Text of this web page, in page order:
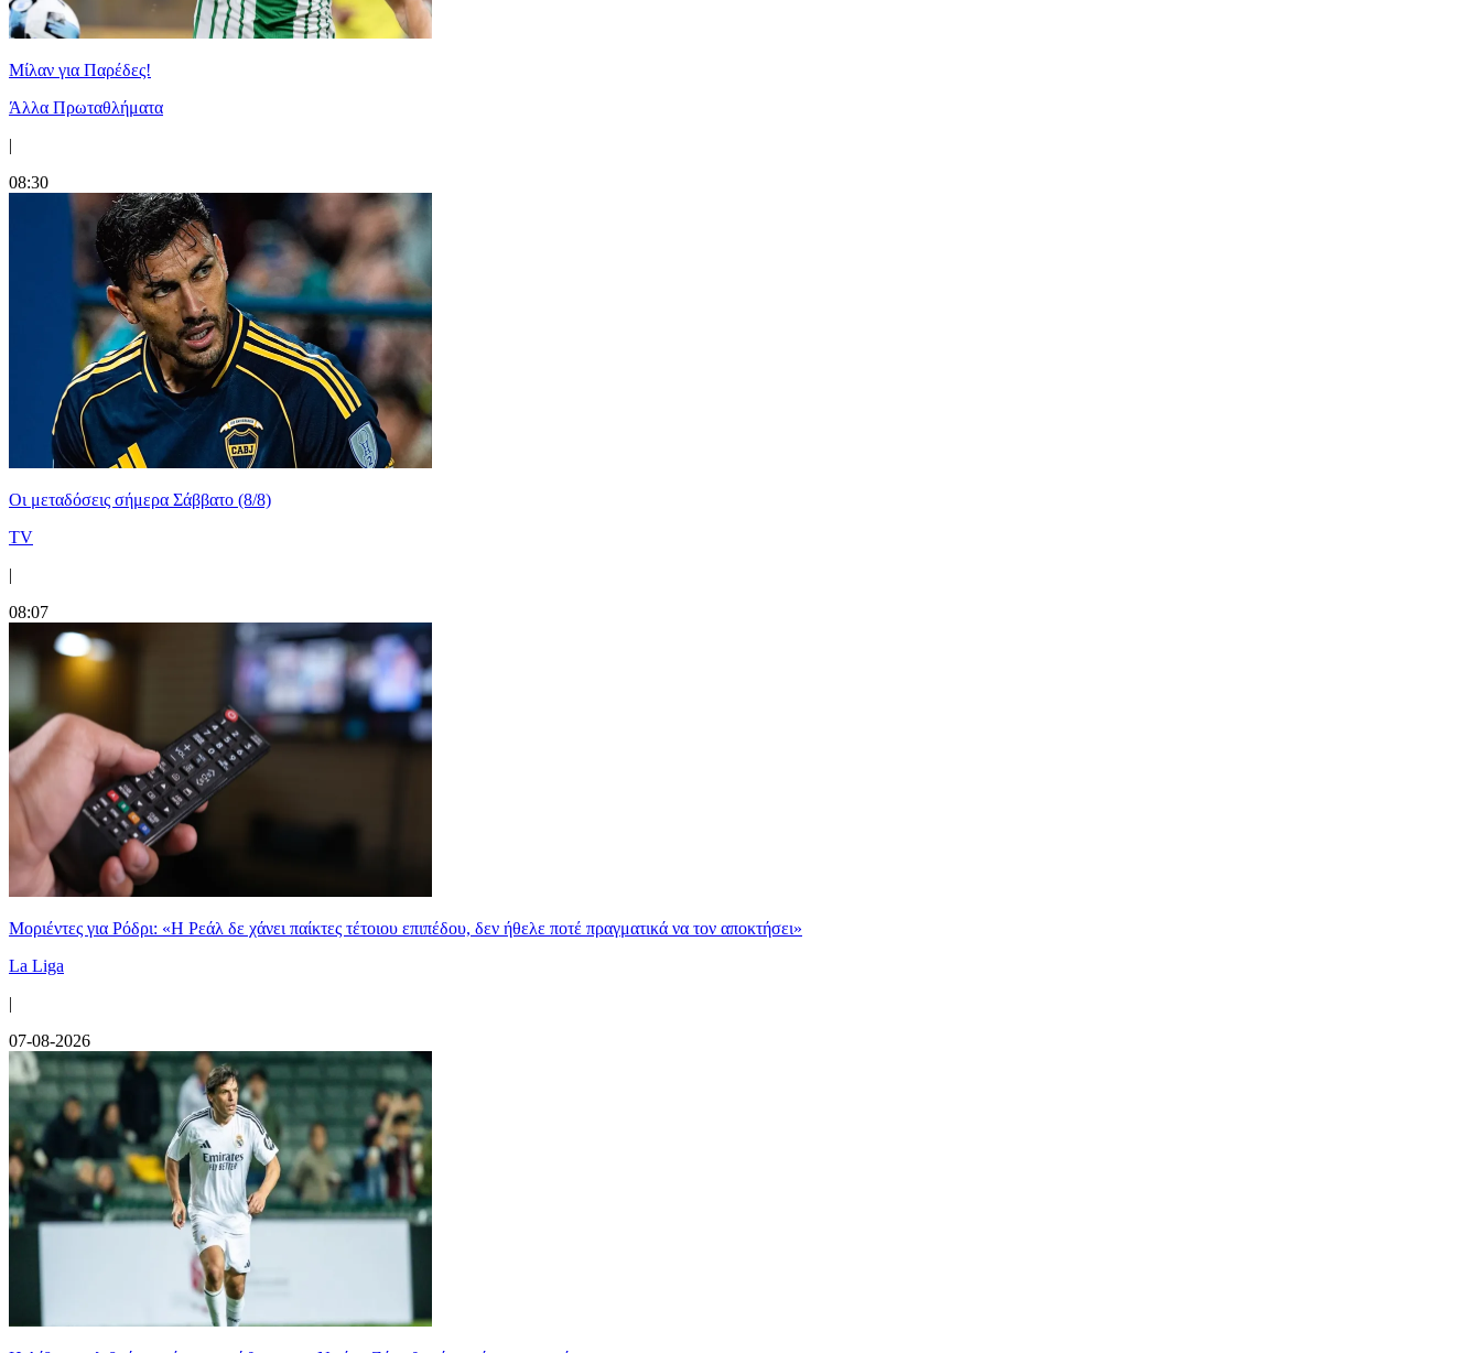
Μίλαν για Παρέδες!
Άλλα Πρωταθλήματα
|
08:30
Οι μεταδόσεις σήμερα Σάββατο (8/8)
TV
|
08:07
Μοριέντες για Ρόδρι: «Η Ρεάλ δε χάνει παίκτες τέτοιου επιπέδου, δεν ήθελε ποτέ πραγματικά να τον αποκτήσει»
La Liga
|
07-08-2026